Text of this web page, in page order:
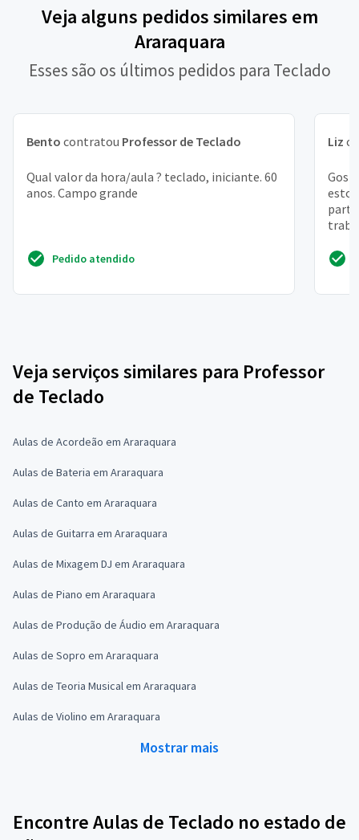
Veja alguns pedidos similares em
Araraquara
Esses são os últimos pedidos para Teclado
Bento contratou Professor de Teclado
Qual valor da hora/aula ? teclado, iniciante. 60
anos. Campo grande
Pedido atendido
Liz
Veja serviços similares para Professor
de Teclado
Aulas de Acordeão em Araraquara
Aulas de Bateria em Araraquara
Aulas de Canto em Araraquara
Aulas de Guitarra em Araraquara
Aulas de Mixagem DJ em Araraquara
Aulas de Piano em Araraquara
Aulas de Produção de Áudio em Araraquara
Aulas de Sopro em Araraquara
Aulas de Teoria Musical em Araraquara
Aulas de Violino em Araraquara
Mostrar mais
Encontre Aulas de Teclado no estado de